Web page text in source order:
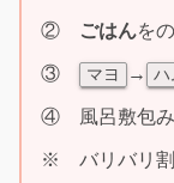
② ごはんを
③ マヨ → ハ
④ 風呂敷包み
※ バリバリ割